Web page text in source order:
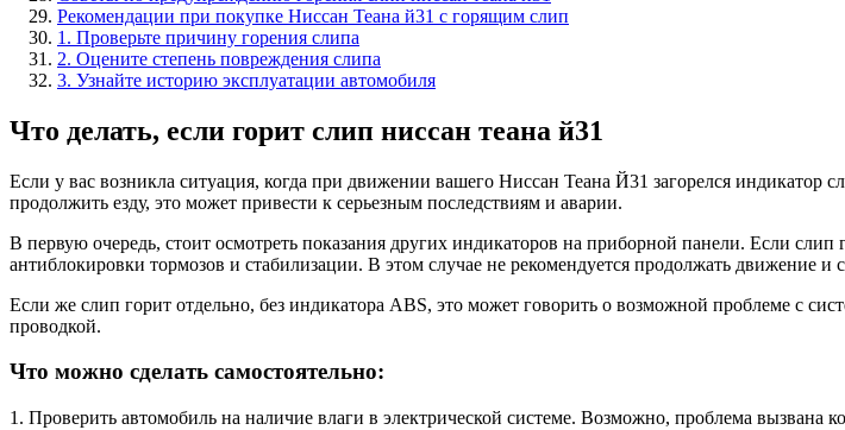
Рекомендации при покупке Ниссан Теана й31 с горящим слип
1. Проверьте причину горения слипа
2. Оцените степень повреждения слипа
3. Узнайте историю эксплуатации автомобиля
Что делать, если горит слип ниссан теана й31
Если у вас возникла ситуация, когда при движении вашего Ниссан Теана Й31 загорелся
продолжить езду, это может привести к серьезным последствиям и аварии.
В первую очередь, стоит осмотреть показания других индикаторов на приборной панели. Если
антиблокировки тормозов и стабилизации. В этом случае не рекомендуется продолжать движение
Если же слип горит отдельно, без индикатора ABS, это может говорить о возможной проблеме с
проводкой.
Что можно сделать самостоятельно:
1. Проверить автомобиль на наличие влаги в электрической системе. Возможно, проблема вызвана